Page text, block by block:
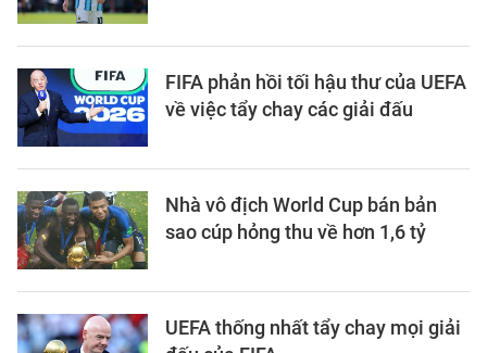
FIFA phản hồi tối hậu thư của UEFA
về việc tẩy chay các giải đấu
Nhà vô địch World Cup bán bản
sao cúp hỏng thu về hơn 1,6 tỷ
UEFA thống nhất tẩy chay mọi giải